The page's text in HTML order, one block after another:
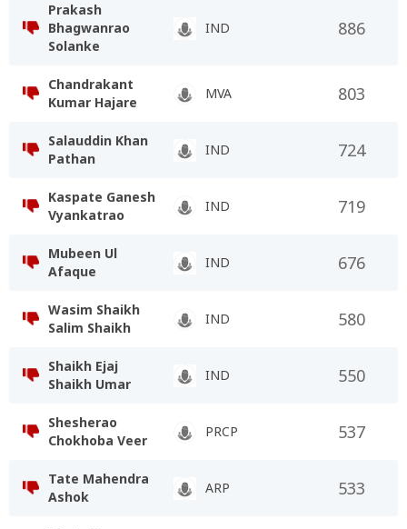
Prakash
Bhagwanrao
Solanke
IND 886
Chandrakant
Kumar Hajare
MVA 803
Salauddin Khan
Pathan
IND 724
Kaspate Ganesh
Vyankatrao
IND 719
Mubeen Ul
Afaque
IND 676
Wasim Shaikh
Salim Shaikh
IND 580
Shaikh Ejaj
Shaikh Umar
IND 550
Shesherao
Chokhoba Veer
PRCP 537
Tate Mahendra
Ashok
ARP 533